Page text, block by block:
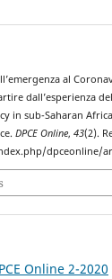
al
dall’esperienza
in sub-Saharan
DPCE Online, 43(2).
dpceonline/
Online 2-2020